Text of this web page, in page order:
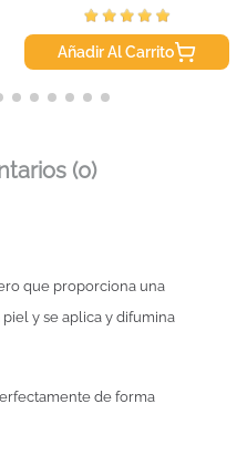
Añadir Al Carrito
(0)
que proporciona una
y se aplica y difumina
de forma